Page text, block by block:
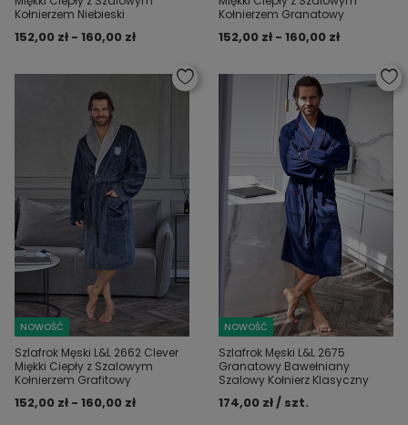
Kołnierzem Niebieski
152,00 zł - 160,00 zł
Kołnierzem Granatowy
152,00 zł - 160,00 zł
NOWOŚĆ
Szlafrok Męski L&L 2662 Clever
Miękki Ciepły z Szalowym
Kołnierzem Grafitowy
152,00 zł - 160,00 zł
NOWOŚĆ
Szlafrok Męski L&L 2675
Granatowy Bawełniany
Szalowy Kołnierz Klasyczny
174,00 zł / szt.